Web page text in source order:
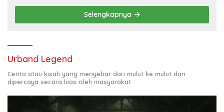
Selengkapnya
Urband Legend
Cerita atau kisah yang menyebar dari mulut ke mulut dan
dipercaya secara luas oleh masyarakat